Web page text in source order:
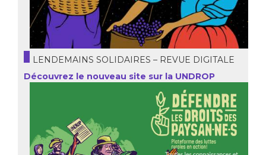
LENDEMAINS SOLIDAIRES – REVUE DIGITALE
Découvrez le nouveau site sur la UNDROP